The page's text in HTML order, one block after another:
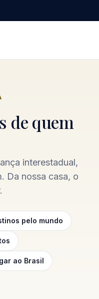
de quem
interestadual,
Da nossa casa, o
pelo mundo
ao Brasil